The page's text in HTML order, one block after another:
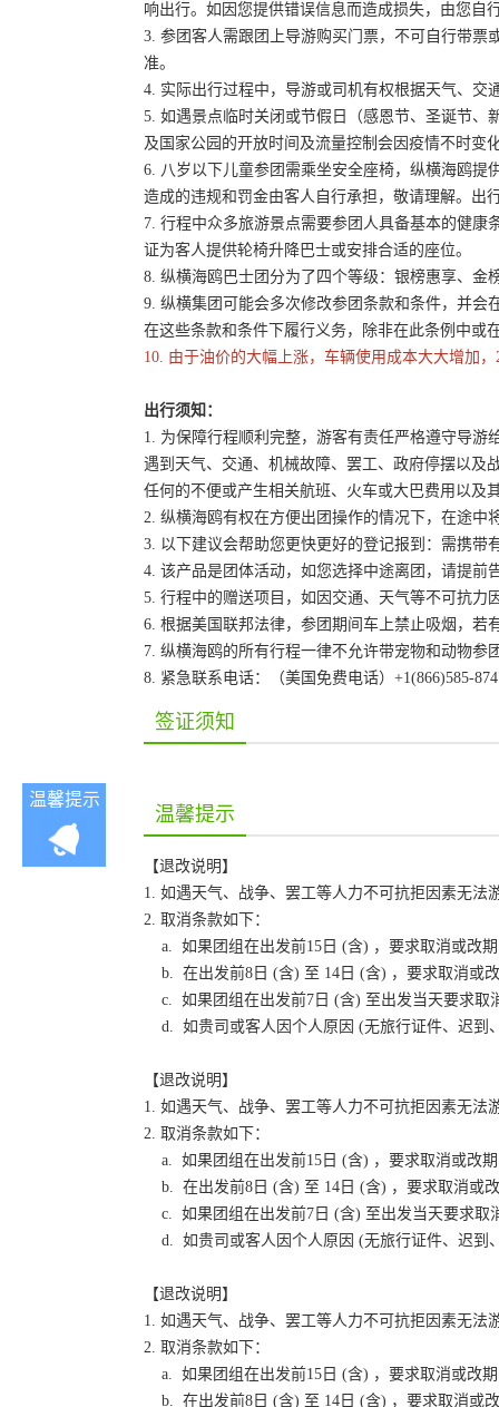
响出行。如因您提供错误信息而造成损失，由您自
3. 参团客人需跟团上导游购买门票，不可自行带票
准。
4. 实际出行过程中，导游或司机有权根据天气、
5. 如遇景点临时关闭或节假日（感恩节、圣诞节
及国家公园的开放时间及流量控制会因疫情不时变
6. 八岁以下儿童参团需乘坐安全座椅，纵横海鸥提
造成的违规和罚金由客人自行承担，敬请理解。出
7. 行程中众多旅游景点需要参团人具备基本的健
证为客人提供轮椅升降巴士或安排合适的座位。
8. 纵横海鸥巴士团分为了四个等级：银榜惠享、金
9. 纵横集团可能会多次修改参团条款和条件，并
在这些条款和条件下履行义务，除非在此条例中或
10. 由于油价的大幅上涨，车辆使用成本大大增加
出行须知：
1. 为保障行程顺利完整，游客有责任严格遵守导
遇到天气、交通、机械故障、罢工、政府停摆以及
任何的不便或产生相关航班、火车或大巴费用以及
2. 纵横海鸥有权在方便出团操作的情况下，在途
3. 以下建议会帮助您更快更好的登记报到：需携
4. 该产品是团体活动，如您选择中途离团，请提
5. 行程中的赠送项目，如因交通、天气等不可抗
6. 根据美国联邦法律，参团期间车上禁止吸烟，若
7. 纵横海鸥的所有行程一律不允许带宠物和动物参
8. 紧急联系电话：（美国免费电话）+1(866)585-
签证须知
温馨提示
温馨提示
【退改说明】
1. 如遇天气、战争、罢工等人力不可抗拒因素无
2. 取消条款如下：
a. 如果团组在出发前15日 (含) ，要求取消或改
b. 在出发前8日 (含) 至 14日 (含) ，要求取消或
c. 如果团组在出发前7日 (含) 至出发当天要求取
d. 如贵司或客人因个人原因 (无旅行证件、迟到
【退改说明】
1. 如遇天气、战争、罢工等人力不可抗拒因素无
2. 取消条款如下：
a. 如果团组在出发前15日 (含) ，要求取消或改
b. 在出发前8日 (含) 至 14日 (含) ，要求取消或
c. 如果团组在出发前7日 (含) 至出发当天要求取
d. 如贵司或客人因个人原因 (无旅行证件、迟到
【退改说明】
1. 如遇天气、战争、罢工等人力不可抗拒因素无
2. 取消条款如下：
a. 如果团组在出发前15日 (含) ，要求取消或改
b. 在出发前8日 (含) 至 14日 (含) ，要求取消或